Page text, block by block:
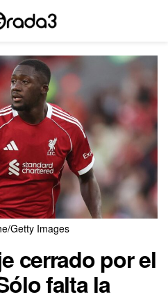
Getty Images
cerrado por el
falta la